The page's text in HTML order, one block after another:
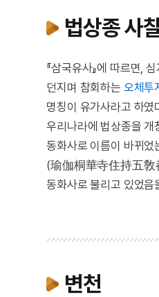
법상종 사
『삼국유사』에 따르면,
던지며 참회하는 오체
명칭이 유가사라고 하였
우리나라에 법상종을 개
동화사로 이름이 바뀌었
(瑜伽桐華寺住持五敎
동화사로 불리고 있었음
변천